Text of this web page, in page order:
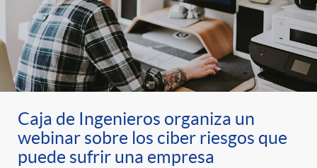
Caja de Ingenieros organiza un
webinar sobre los ciber riesgos que
puede sufrir una empresa